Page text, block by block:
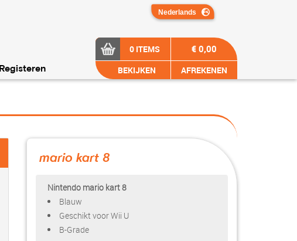
Registeren
0 ITEMS
BEKIJKEN
€ 0,00
AFREKENEN
mario kart 8
Nintendo mario kart 8
Blauw
Geschikt voor Wii U
B-Grade